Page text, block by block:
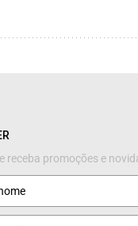
receba promoções e